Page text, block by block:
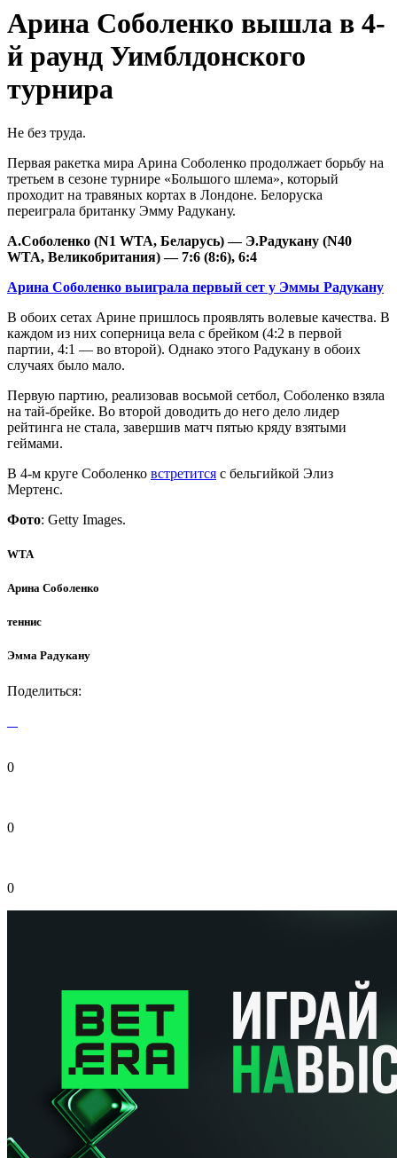
Арина Соболенко вышла в 4-
й раунд Уимблдонского
турнира
Не без труда.
Первая ракетка мира Арина Соболенко продолжает борьбу на
третьем в сезоне турнире «Большого шлема», который
проходит на травяных кортах в Лондоне. Белоруска
переиграла британку Эмму Радукану.
А.Соболенко (N1 WTA, Беларусь) — Э.Радукану (N40
WTA, Великобритания) — 7:6 (8:6), 6:4
Арина Соболенко выиграла первый сет у Эммы Радукану
В обоих сетах Арине пришлось проявлять волевые качества. В
каждом из них соперница вела с брейком (4:2 в первой
партии, 4:1 — во второй). Однако этого Радукану в обоих
случаях было мало.
Первую партию, реализовав восьмой сетбол, Соболенко взяла
на тай-брейке. Во второй доводить до него дело лидер
рейтинга не стала, завершив матч пятью кряду взятыми
геймами.
В 4-м круге Соболенко встретится с бельгийкой Элиз
Мертенс.
Фото: Getty Images.
WTA
Арина Соболенко
теннис
Эмма Радукану
Поделиться:
0
0
0